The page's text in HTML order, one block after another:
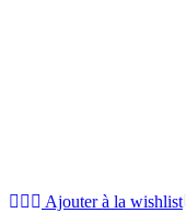
Ajouter à la wishlist